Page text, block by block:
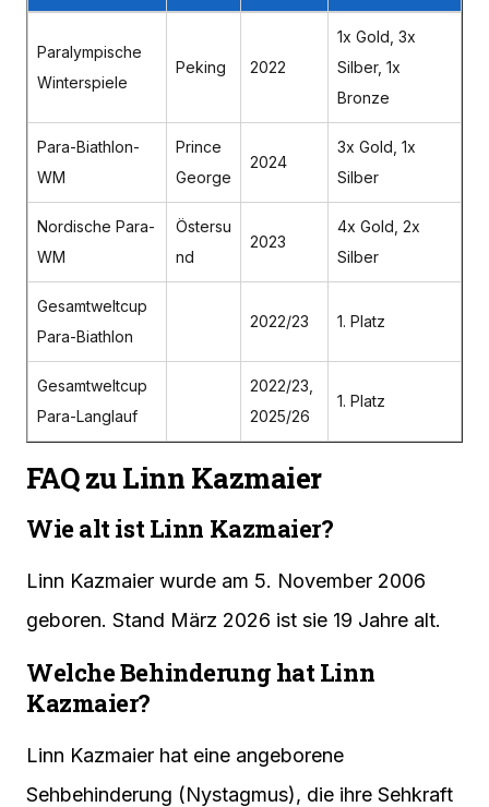
Paralympische
Winterspiele
Peking 2022
1x Gold, 3x
Silber, 1x
Bronze
Para-Biathlon-
WM
Prince
George
2024
3x Gold, 1x
Silber
Nordische Para-
WM
Östersu
nd
2023
4x Gold, 2x
Silber
Gesamtweltcup
Para-Biathlon
2022/23 1. Platz
Gesamtweltcup
Para-Langlauf
2022/23,
2025/26
1. Platz
FAQ zu Linn Kazmaier
Wie alt ist Linn Kazmaier?
Linn Kazmaier wurde am 5. November 2006
geboren. Stand März 2026 ist sie 19 Jahre alt.
Welche Behinderung hat Linn
Kazmaier?
Linn Kazmaier hat eine angeborene
Sehbehinderung (Nystagmus), die ihre Sehkraft